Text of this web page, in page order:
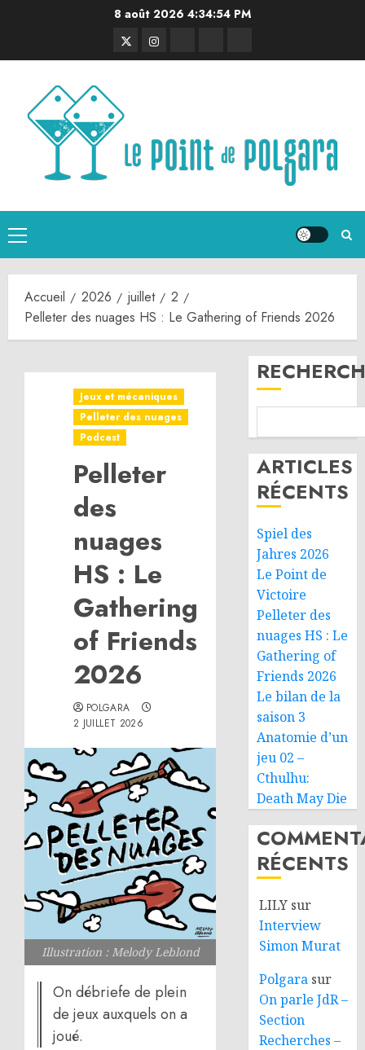
8 août 2026 4:34:55 PM
TwitterInstagram
Menu
principal
Accueil 2026 juillet
2
Pelleter des nuages HS : Le Gathering of Friends 2026
Jeux et mécaniques
Pelleter des nuages
Podcast
Pelleter
des
nuages
HS : Le
Gathering
of Friends
2026
POLGARA
2 JUILLET 2026
Illustration : Melody Leblond
On débriefe de plein
de jeux auxquels on a
joué.
ARTICLES
RÉCENTS
Spiel des
Jahres 2026
Le Point de
Victoire
Pelleter des
nuages HS : Le
Gathering of
Friends 2026
Le bilan de la
saison 3
Anatomie d’un
jeu 02 –
Cthulhu:
Death May Die
RÉCENTS
LILY sur
Interview
Simon Murat
Polgara sur
On parle JdR –
Section
Recherches –